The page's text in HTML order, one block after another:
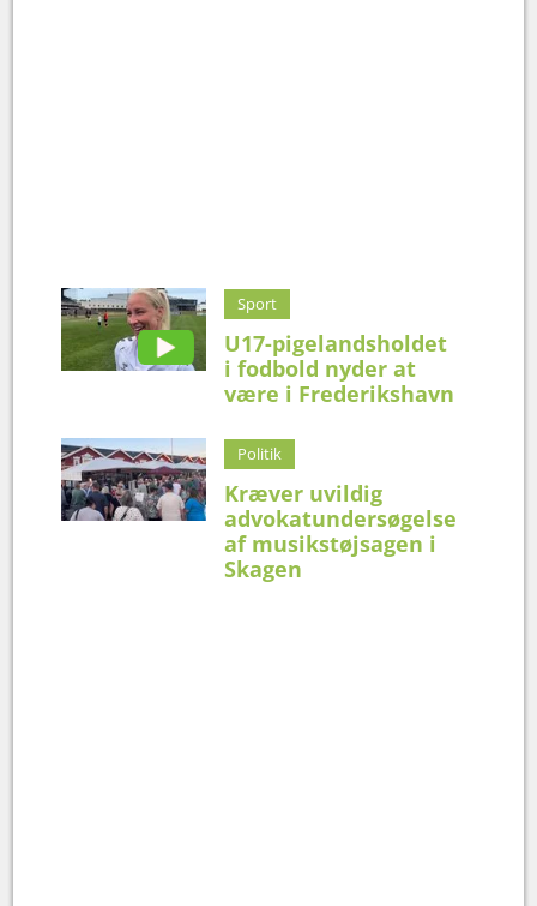
Sport
U17-pigelandsholdet
i fodbold nyder at
være i Frederikshavn
Politik
Kræver uvildig
advokatundersøgelse
af musikstøjsagen i
Skagen